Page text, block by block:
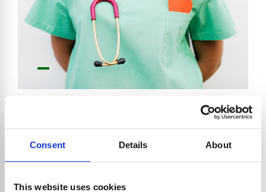
Consent Details About
This website uses cookies
Società tra Professionisti
Professioni sanitarie e